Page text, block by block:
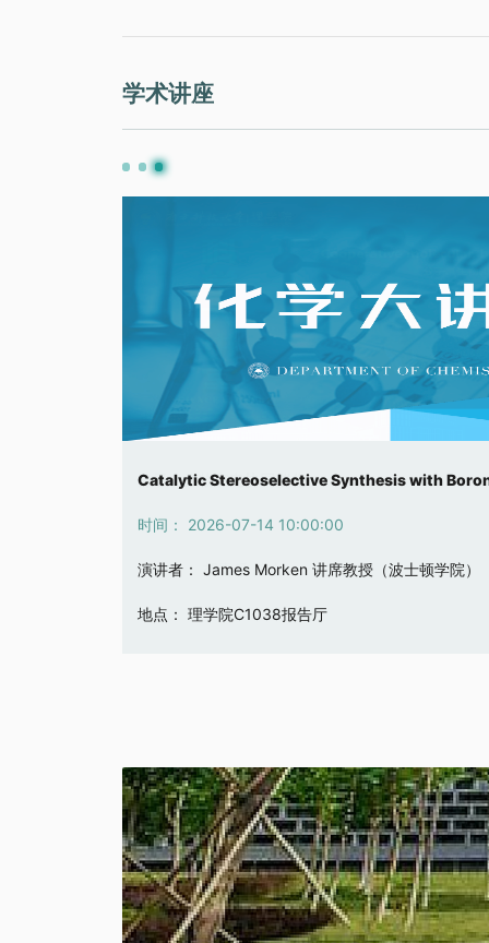
学术讲座
主族化合物的配位键
时间： 2026-07-17 16:00:00
演讲者： Gernot Frenking 教授
地点： 化学系C1038报告厅
分子、生物和电协同催化
时间： 2026-07-16 14:00:00
演讲者： 胡喜乐 院士
地点： 化学系C1038报告厅
Catalytic Stereoselective Synthesis with
时间： 2026-07-14 10:00:00
演讲者： James Morken 讲席教授（波士顿学院）
地点： 理学院C1038报告厅